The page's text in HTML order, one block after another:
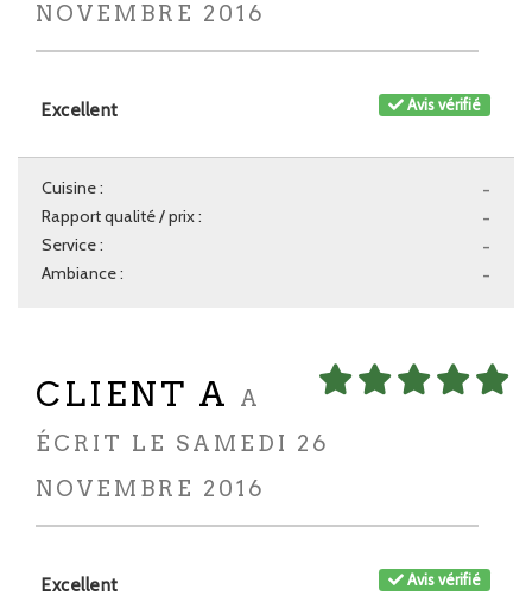
NOVEMBRE 2016
Avis vérifié
Excellent
-
Cuisine :
-
Rapport qualité / prix :
-
Service :
-
Ambiance :
CLIENT A
A
ÉCRIT LE SAMEDI 26
NOVEMBRE 2016
Avis vérifié
Excellent